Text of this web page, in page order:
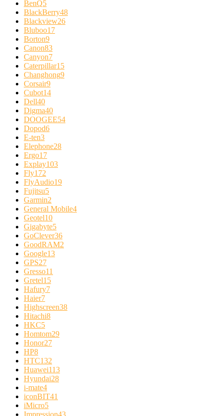
BenQ5
BlackBerry48
Blackview26
Bluboo17
Borton9
Canon83
Canyon7
Caterpillar15
Changhong9
Corsair9
Cubot14
Dell40
Digma40
DOOGEE54
Dopod6
E-ten3
Elephone28
Ergo17
Explay103
Fly172
FlyAudio19
Fujitsu5
Garmin2
General Mobile4
Geotel10
Gigabyte5
GoClever36
GoodRAM2
Google13
GPS27
Gresso11
Gretel15
Hafury7
Haier7
Highscreen38
Hitachi8
HKC5
Homtom29
Honor27
HP8
HTC132
Huawei113
Hyundai28
i-mate4
iconBIT41
iMicro5
Impression43